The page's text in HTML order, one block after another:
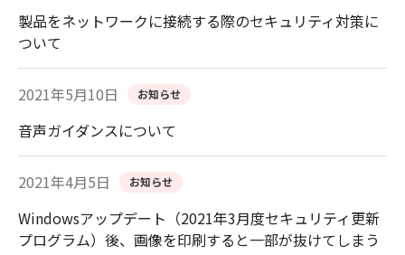
製品をネットワークに接続する際のセキュリティ対策に
ついて
2021年5月10日 お知らせ
音声ガイダンスについて
2021年4月5日 お知らせ
Windowsアップデート（2021年3月度セキュリティ更新
プログラム）後、画像を印刷すると一部が抜けてしまう